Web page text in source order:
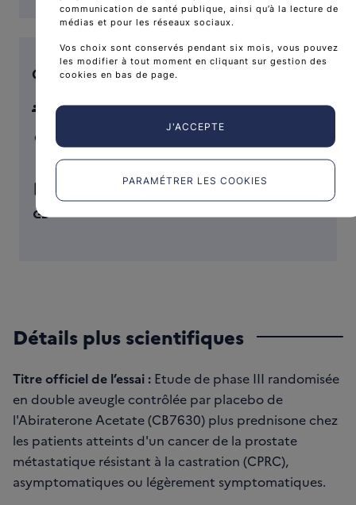
Contact public de l'essai
groups
- NON PRéCISé
link
Détails plus scientifiques
Titre officiel de l’essai : Etude de phase III randomisée
en double aveugle contrôlée par placebo de
l'Abiraterone Acetate (CB7630) plus prednisone chez
les patients atteints d'un cancer de la prostate
métastatique résistant à la castration (CPRC),
asymptomatiques ou légèrement symptomatiques.
communication de santé publique, ainsi qu’à la lecture de
médias et pour les réseaux sociaux.
Vos choix sont conservés pendant six mois, vous pouvez
les modifier à tout moment en cliquant sur gestion des
cookies en bas de page.
J'ACCEPTE
PARAMÉTRER LES COOKIES